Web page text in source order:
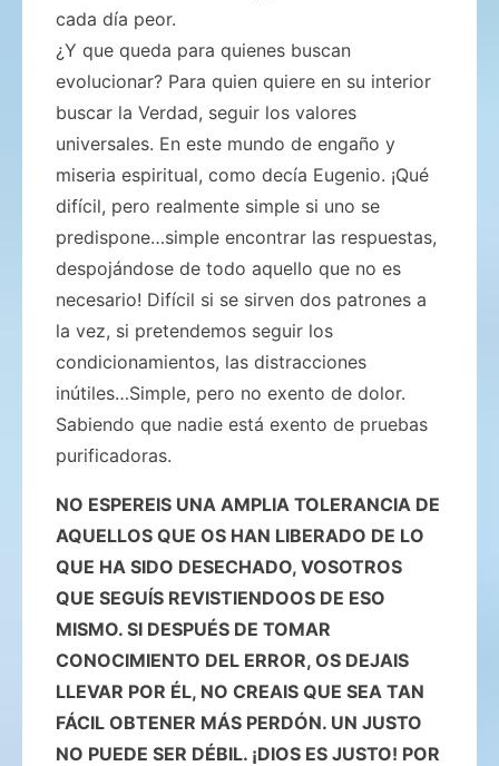
cada día peor.
¿Y que queda para quienes buscan
evolucionar? Para quien quiere en su interior
buscar la Verdad, seguir los valores
universales. En este mundo de engaño y
miseria espiritual, como decía Eugenio. ¡Qué
difícil, pero realmente simple si uno se
predispone…simple encontrar las respuestas,
despojándose de todo aquello que no es
necesario! Difícil si se sirven dos patrones a
la vez, si pretendemos seguir los
condicionamientos, las distracciones
inútiles…Simple, pero no exento de dolor.
Sabiendo que nadie está exento de pruebas
purificadoras.
NO ESPEREIS UNA AMPLIA TOLERANCIA DE
AQUELLOS QUE OS HAN LIBERADO DE LO
QUE HA SIDO DESECHADO, VOSOTROS
QUE SEGUÍS REVISTIENDOOS DE ESO
MISMO. SI DESPUÉS DE TOMAR
CONOCIMIENTO DEL ERROR, OS DEJAIS
LLEVAR POR ÉL, NO CREAIS QUE SEA TAN
FÁCIL OBTENER MÁS PERDÓN. UN JUSTO
NO PUEDE SER DÉBIL. ¡DIOS ES JUSTO! POR